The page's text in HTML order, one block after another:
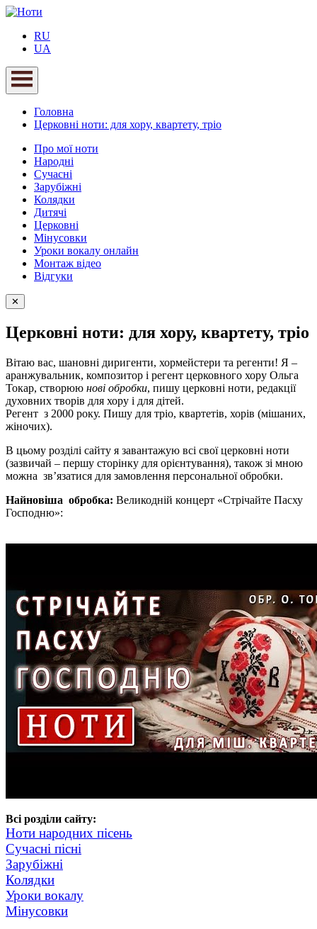
RU
UA
Головна
Церковні ноти: для хору, квартету, тріо
Про мої ноти
Народні
Сучасні
Зарубіжні
Колядки
Дитячі
Церковні
Мінусовки
Уроки вокалу онлайн
Монтаж відео
Відгуки
✕
Церковні ноти: для хору, квартету, тріо
Вітаю вас, шановні диригенти, хормейстери та регенти! Я –
аранжувальник, композитор і регент церковного хору Ольга
Токар, створюю нові обробки, пишу церковні ноти, редакції
духовних творів для хору і для дітей.
Регент з 2000 року. Пишу для тріо, квартетів, хорів (мішаних,
жіночих).
В цьому розділі сайту я завантажую всі свої церковні ноти
(зазвичай – першу сторінку для орієнтування), також зі мною
можна зв’язатися для замовлення персональної обробки.
Найновіша обробка: Великодній концерт «Стрічайте Пасху
Господню»:
Всі розділи сайту:
Ноти народних пісень
Сучасні пісні
Зарубіжні
Колядки
Уроки вокалу
Мінусовки